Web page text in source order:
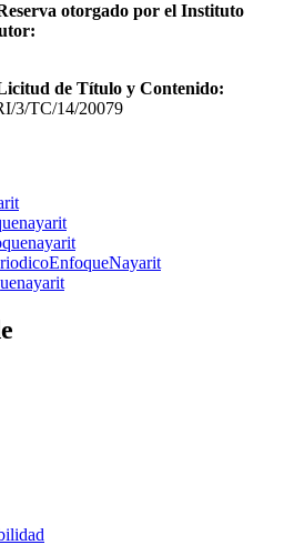
otorgado por el Instituto
de Título y Contenido:
3/TC/14/20079